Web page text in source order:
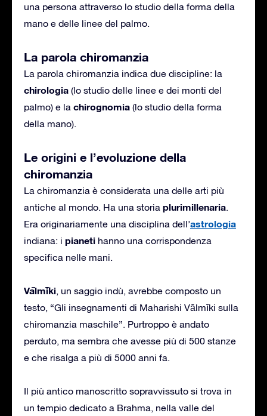
una persona attraverso lo studio della forma della
mano e delle linee del palmo.
La parola chiromanzia
La parola chiromanzia indica due discipline: la
chirologia (lo studio delle linee e dei monti del
palmo) e la chirognomia (lo studio della forma
della mano).
Le origini e l’evoluzione della
chiromanzia
La chiromanzia è considerata una delle arti più
antiche al mondo. Ha una storia plurimillenaria.
Era originariamente una disciplina dell’astrologia
indiana: i pianeti hanno una corrispondenza
specifica nelle mani.
Vālmīki, un saggio indù, avrebbe composto un
testo, “Gli insegnamenti di Maharishi Vālmīki sulla
chiromanzia maschile”. Purtroppo è andato
perduto, ma sembra che avesse più di 500 stanze
e che risalga a più di 5000 anni fa.
Il più antico manoscritto sopravvissuto si trova in
un tempio dedicato a Brahma, nella valle del